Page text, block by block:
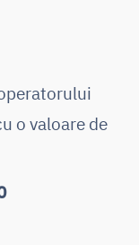
o valoare de